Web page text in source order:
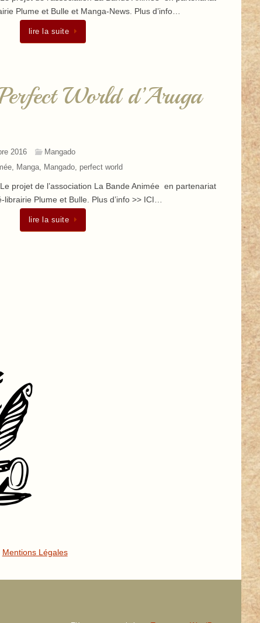
Plume et Bulle et Manga-News. Plus d’info…
lire la suite
World d’Aruga
2016
Mangado
, Manga, Mangado, perfect world
projet de l’association La Bande Animée en partenariat
librairie Plume et Bulle. Plus d’info >> ICI…
lire la suite
Mentions Légales